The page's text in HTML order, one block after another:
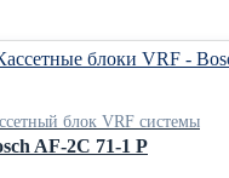
блок VRF системы
AF-2C 71-1 P